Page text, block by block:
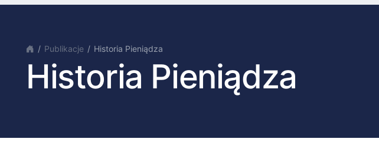
Publikacje Historia Pieniądza
Historia Pieniądza